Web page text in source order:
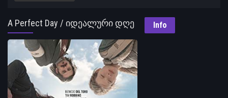
A Perfect Day / იდეალური დღე Info